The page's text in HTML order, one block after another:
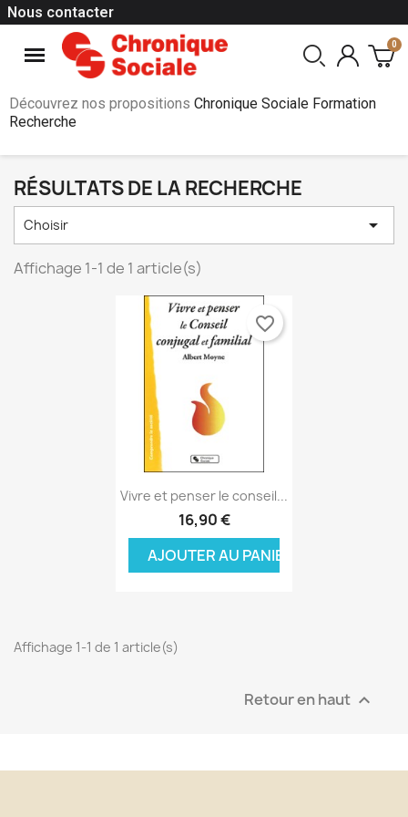
Nous contacter
Découvrez nos propositions Chronique Sociale Formation
Recherche
RÉSULTATS DE LA RECHERCHE
Choisir 
Affichage 1-1 de 1 article(s)
Aperçu rapide
Vivre et penser le conseil...
16,90 €
AJOUTER AU PANIER
favorite_border
Affichage 1-1 de 1 article(s)
Retour en haut 